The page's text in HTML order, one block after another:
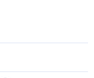
un circuit
SIM et